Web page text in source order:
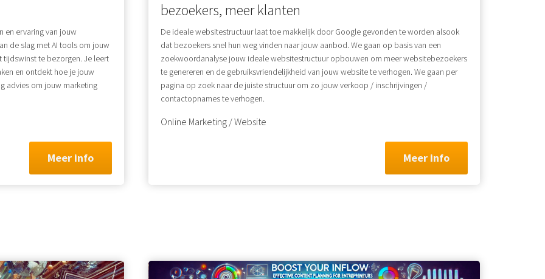
en ervaring van jouw
de slag met AI tools om jouw
tijdswinst te bezorgen. Je leert
en ontdekt hoe je jouw
advies om jouw marketing
Meer info
bezoekers, meer klanten
De ideale websitestructuur laat toe makkelijk door Google gevonden te worden alsook
dat bezoekers snel hun weg vinden naar jouw aanbod. We gaan op basis van een
zoekwoordanalyse jouw ideale websitestructuur opbouwen om meer websitebezoekers
te genereren en de gebruiksvriendelijkheid van jouw website te verhogen. We gaan per
pagina op zoek naar de juiste structuur om zo jouw verkoop / inschrijvingen /
contactopnames te verhogen.
Online Marketing / Website
Meer info